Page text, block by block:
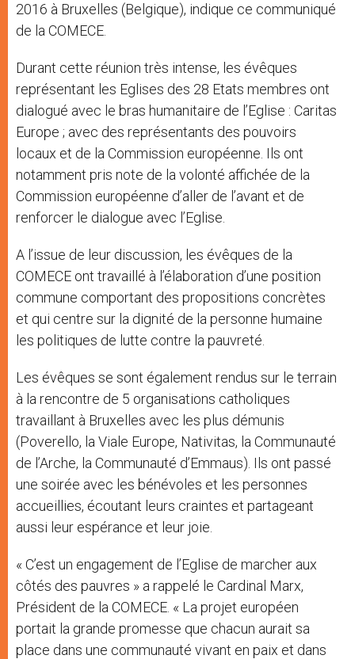
2016 à Bruxelles (Belgique), indique ce communiqué
de la COMECE.
Durant cette réunion très intense, les évêques
représentant les Eglises des 28 Etats membres ont
dialogué avec le bras humanitaire de l’Eglise : Caritas
Europe ; avec des représentants des pouvoirs
locaux et de la Commission européenne. Ils ont
notamment pris note de la volonté affichée de la
Commission européenne d’aller de l’avant et de
renforcer le dialogue avec l’Eglise.
A l’issue de leur discussion, les évêques de la
COMECE ont travaillé à l’élaboration d’une position
commune comportant des propositions concrètes
et qui centre sur la dignité de la personne humaine
les politiques de lutte contre la pauvreté.
Les évêques se sont également rendus sur le terrain
à la rencontre de 5 organisations catholiques
travaillant à Bruxelles avec les plus démunis
(Poverello, la Viale Europe, Nativitas, la Communauté
de l’Arche, la Communauté d’Emmaus). Ils ont passé
une soirée avec les bénévoles et les personnes
accueillies, écoutant leurs craintes et partageant
aussi leur espérance et leur joie.
« C’est un engagement de l’Eglise de marcher aux
côtés des pauvres » a rappelé le Cardinal Marx,
Président de la COMECE. « La projet européen
portait la grande promesse que chacun aurait sa
place dans une communauté vivant en paix et dans